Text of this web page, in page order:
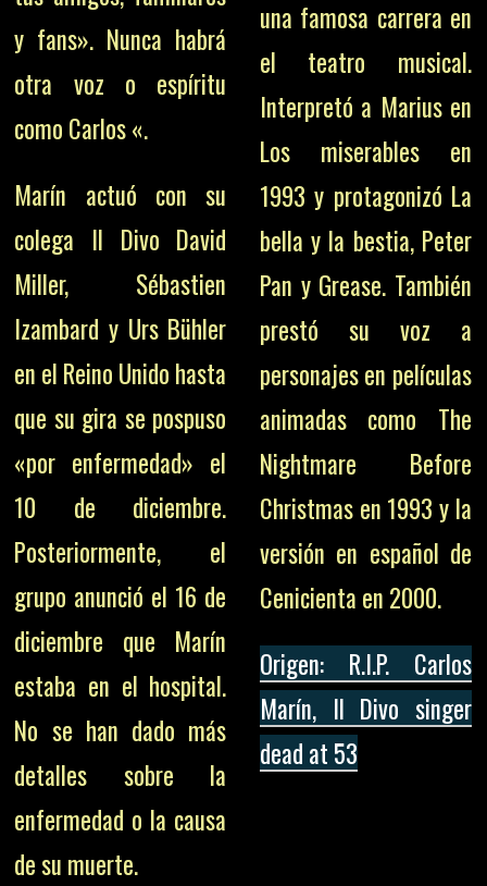
y fans». Nunca habrá
otra voz o espíritu
como Carlos «.
Marín actuó con su
colega Il Divo David
Miller, Sébastien
Izambard y Urs Bühler
en el Reino Unido hasta
que su gira se pospuso
«por enfermedad» el
10 de diciembre.
Posteriormente, el
grupo anunció el 16 de
diciembre que Marín
estaba en el hospital.
No se han dado más
detalles sobre la
enfermedad o la causa
de su muerte.
una famosa carrera en
el teatro musical.
Interpretó a Marius en
Los miserables en
1993 y protagonizó La
bella y la bestia, Peter
Pan y Grease. También
prestó su voz a
personajes en películas
animadas como The
Nightmare Before
Christmas en 1993 y la
versión en español de
Cenicienta en 2000.
Origen: R.I.P. Carlos
Marín, Il Divo singer
dead at 53